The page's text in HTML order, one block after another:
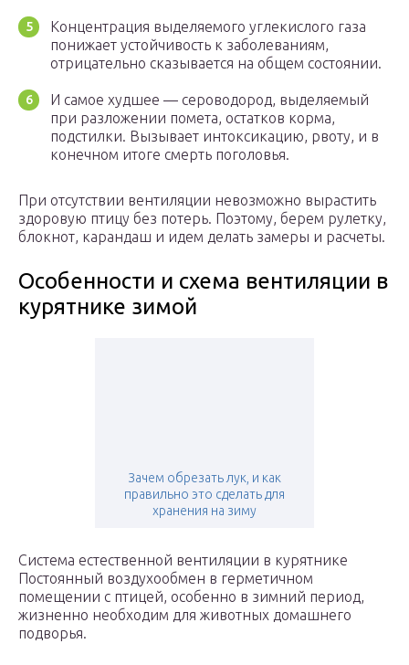
Концентрация выделяемого углекислого газа
понижает устойчивость к заболеваниям,
отрицательно сказывается на общем состоянии.
И самое худшее — сероводород, выделяемый
при разложении помета, остатков корма,
подстилки. Вызывает интоксикацию, рвоту, и в
конечном итоге смерть поголовья.
При отсутствии вентиляции невозможно вырастить
здоровую птицу без потерь. Поэтому, берем рулетку,
блокнот, карандаш и идем делать замеры и расчеты.
Особенности и схема вентиляции в
курятнике зимой
Зачем обрезать лук, и как
правильно это сделать для
хранения на зиму
Система естественной вентиляции в курятнике
Постоянный воздухообмен в герметичном
помещении с птицей, особенно в зимний период,
жизненно необходим для животных домашнего
подворья.